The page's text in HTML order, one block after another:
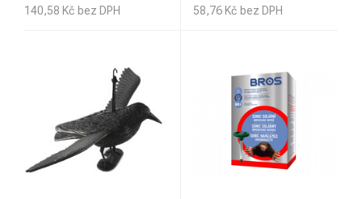
140,58 Kč bez DPH 58,76 Kč bez DPH